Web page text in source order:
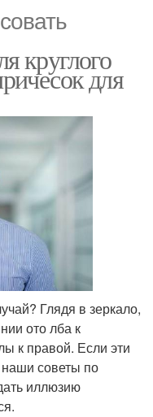
круглого
для
Глядя в зеркало,
ото лба к
к правой. Если эти
советы по
иллюзию